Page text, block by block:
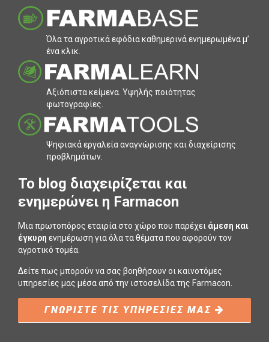
Όλα τα αγροτικά εφόδια καθηµερινά ενηµερωµένα µ’
ένα κλικ.
Αξιόπιστα κείµενα. Υψηλής ποιότητας
φωτογραφίες.
Ψηφιακά εργαλεία αναγνώρισης και διαχείρισης
προβληµάτων.
To blog διαχειρίζεται και
ενημερώνει η Farmacon
Μια πρωτοπόρος εταιρία στο χώρο που παρέχει άμεση και
έγκυρη ενημέρωση για όλα τα θέματα που αφορούν τον
αγροτικό τομέα.
Δείτε πως μπορούν να σας βοηθήσουν οι καινοτόμες
υπηρεσίες μας μέσα από την ιστοσελίδα της Farmacon.
ΓΝΩΡΙΣΤΕ ΤΙΣ ΥΠΗΡΕΣΙΕΣ ΜΑΣ